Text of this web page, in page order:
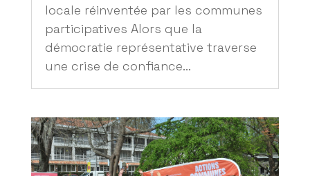
locale réinventée par les communes
participatives Alors que la
démocratie représentative traverse
une crise de confiance...